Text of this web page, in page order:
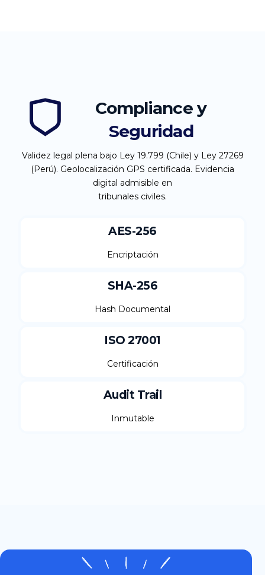
Compliance y
Seguridad
Validez legal plena bajo Ley 19.799 (Chile) y Ley 27269
(Perú). Geolocalización GPS certificada. Evidencia
digital admisible en
tribunales civiles.
AES-256
Encriptación
SHA-256
Hash Documental
ISO 27001
Certificación
Audit Trail
Inmutable